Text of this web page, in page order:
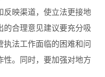
反映渠道，使立法更接地
合理意见建议要充分吸
法工作面临的困难和问
。同时，要加强对地方